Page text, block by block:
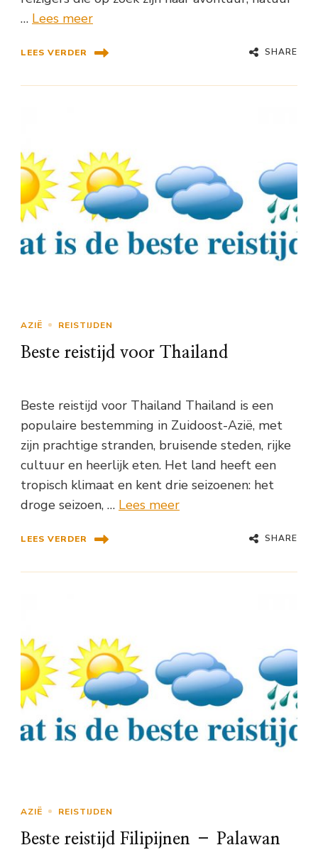
… Lees meer
LEES VERDER SHARE
AZIË REISTIJDEN
Beste reistijd voor Thailand
Beste reistijd voor Thailand Thailand is een
populaire bestemming in Zuidoost-Azië, met
zijn prachtige stranden, bruisende steden, rijke
cultuur en heerlijk eten. Het land heeft een
tropisch klimaat en kent drie seizoenen: het
droge seizoen, … Lees meer
LEES VERDER SHARE
AZIË REISTIJDEN
Beste reistijd Filipijnen – Palawan